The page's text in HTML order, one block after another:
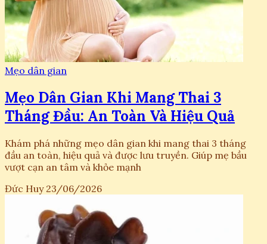
Mẹo dân gian
Mẹo Dân Gian Khi Mang Thai 3
Tháng Đầu: An Toàn Và Hiệu Quả
Khám phá những mẹo dân gian khi mang thai 3 tháng
đầu an toàn, hiệu quả và được lưu truyền. Giúp mẹ bầu
vượt cạn an tâm và khỏe mạnh
Đức Huy 23/06/2026